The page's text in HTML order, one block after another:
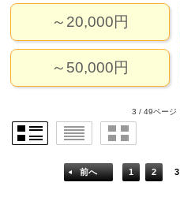
～20,000円
～50,000円
3 / 49ページ
前へ 1 2 3